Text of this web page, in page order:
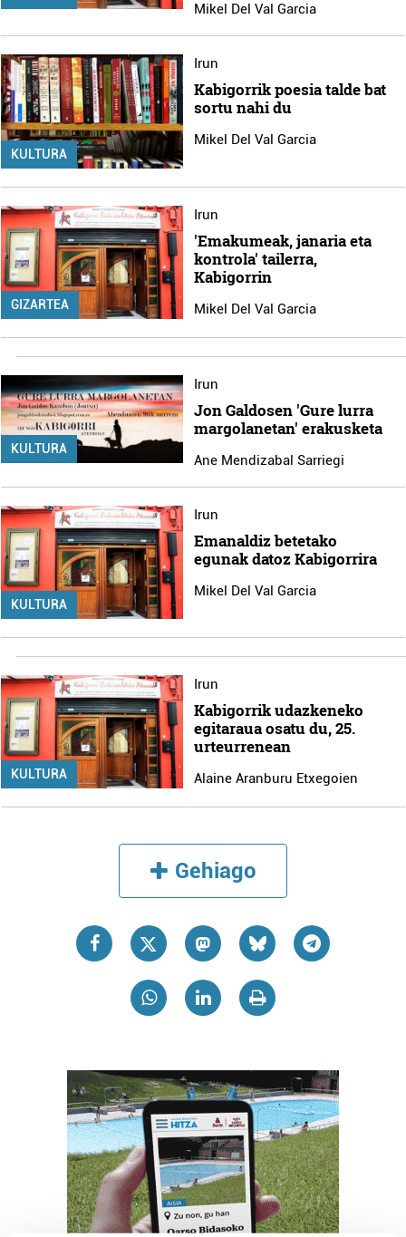
Mikel Del Val Garcia
KULTURA
Irun
Kabigorrik poesia talde bat
sortu nahi du
Mikel Del Val Garcia
GIZARTEA
Irun
'Emakumeak, janaria eta
kontrola' tailerra,
Kabigorrin
Mikel Del Val Garcia
KULTURA
Irun
Jon Galdosen 'Gure lurra
margolanetan' erakusketa
Ane Mendizabal Sarriegi
KULTURA
Irun
Emanaldiz betetako
egunak datoz Kabigorrira
Mikel Del Val Garcia
KULTURA
Irun
Kabigorrik udazkeneko
egitaraua osatu du, 25.
urteurrenean
Alaine Aranburu Etxegoien
Gehiago